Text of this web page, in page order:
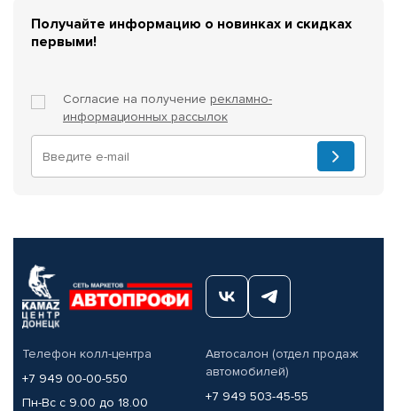
Получайте информацию о новинках и скидках
первыми!
Согласие на получение рекламно-
информационных рассылок
Телефон колл-центра
+7 949 00-00-550
Пн-Вс с 9.00 до 18.00
Автосалон (отдел продаж
автомобилей)
+7 949 503-45-55